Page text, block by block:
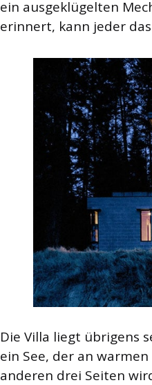
ein ausgeklügelten
erinnert, kann jeder
Die Villa liegt übrigens
ein See, der an
anderen drei Seiten